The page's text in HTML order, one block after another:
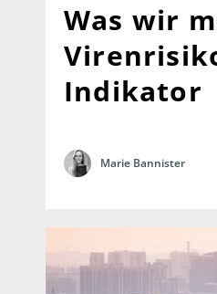
Was wir
Indikator
Marie Bannister